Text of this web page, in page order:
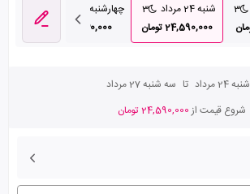
3
شنبه 24 مرداد
3
24,590,000 تومان
چهارشنبه 28 مرداد
24,630,000 تومان
شنبه 24 مرداد تا سه شنبه 27 مرداد
شروع قیمت از24,590,000 تومان